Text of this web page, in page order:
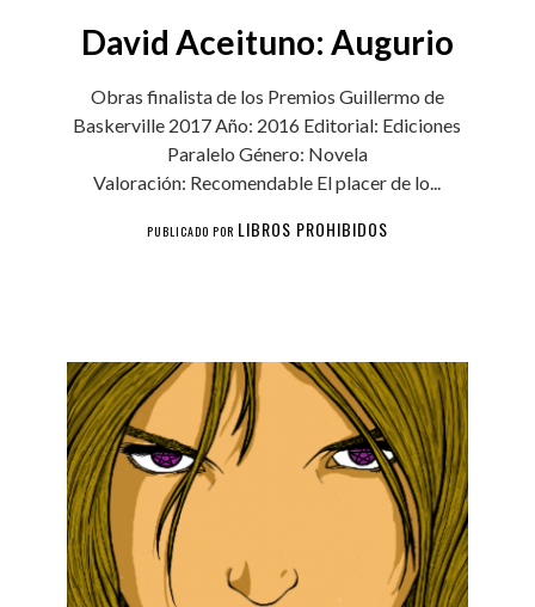
David Aceituno: Augurio
Obras finalista de los Premios Guillermo de
Baskerville 2017 Año: 2016 Editorial: Ediciones
Paralelo Género: Novela
Valoración: Recomendable El placer de lo...
PUBLICADO POR LIBROS PROHIBIDOS